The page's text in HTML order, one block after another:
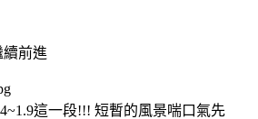
續前進
這一段!!! 短暫的風景喘口氣先